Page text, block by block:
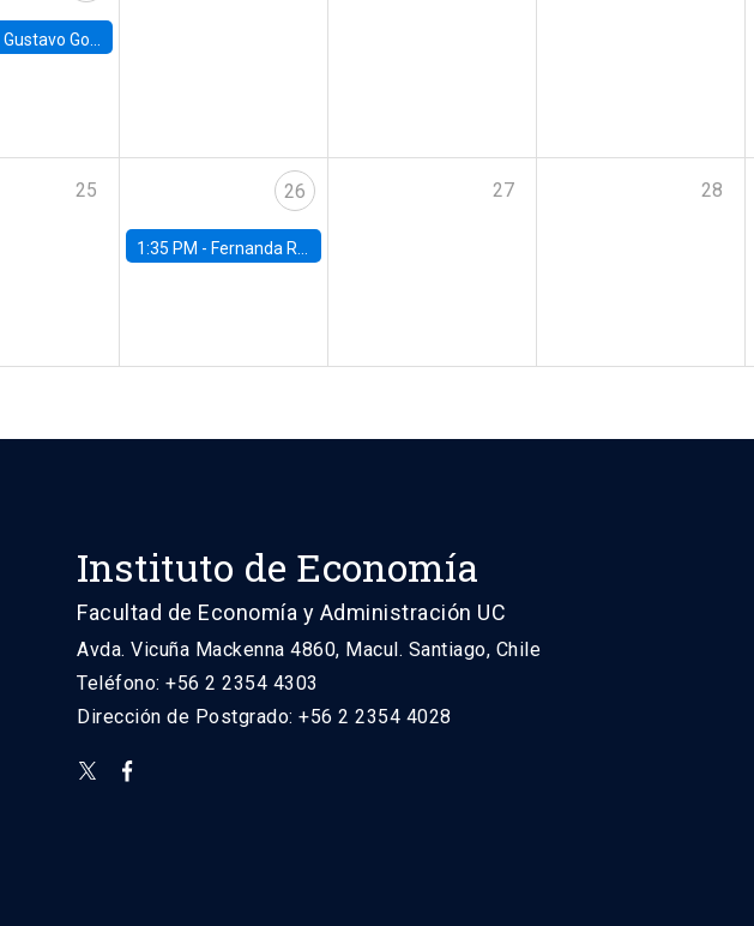
Gustavo González, Banco Central de Chile
25 26
1:35 PM - Fernanda Rojas Ampuero, University of Wisconsin-Madison
27 28
Instituto de Economía
Facultad de Economía y Administración UC
Avda. Vicuña Mackenna 4860, Macul. Santiago, Chile
Teléfono: +56 2 2354 4303
Dirección de Postgrado: +56 2 2354 4028